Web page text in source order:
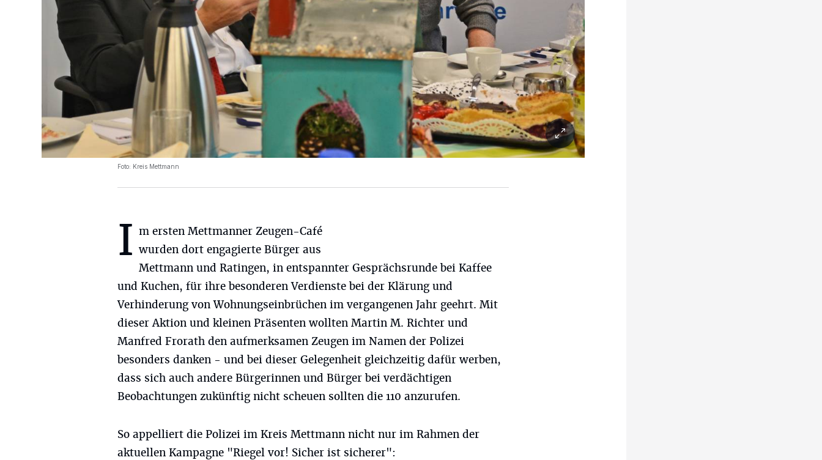
Foto: Kreis Mettmann
I m ersten Mettmanner Zeugen-Café
wurden dort engagierte Bürger aus
Mettmann und Ratingen, in entspannter Gesprächsrunde bei Kaffee
und Kuchen, für ihre besonderen Verdienste bei der Klärung und
Verhinderung von Wohnungseinbrüchen im vergangenen Jahr geehrt. Mit
dieser Aktion und kleinen Präsenten wollten Martin M. Richter und
Manfred Frorath den aufmerksamen Zeugen im Namen der Polizei
besonders danken - und bei dieser Gelegenheit gleichzeitig dafür werben,
dass sich auch andere Bürgerinnen und Bürger bei verdächtigen
Beobachtungen zukünftig nicht scheuen sollten die 110 anzurufen.
So appelliert die Polizei im Kreis Mettmann nicht nur im Rahmen der
aktuellen Kampagne "Riegel vor! Sicher ist sicherer":